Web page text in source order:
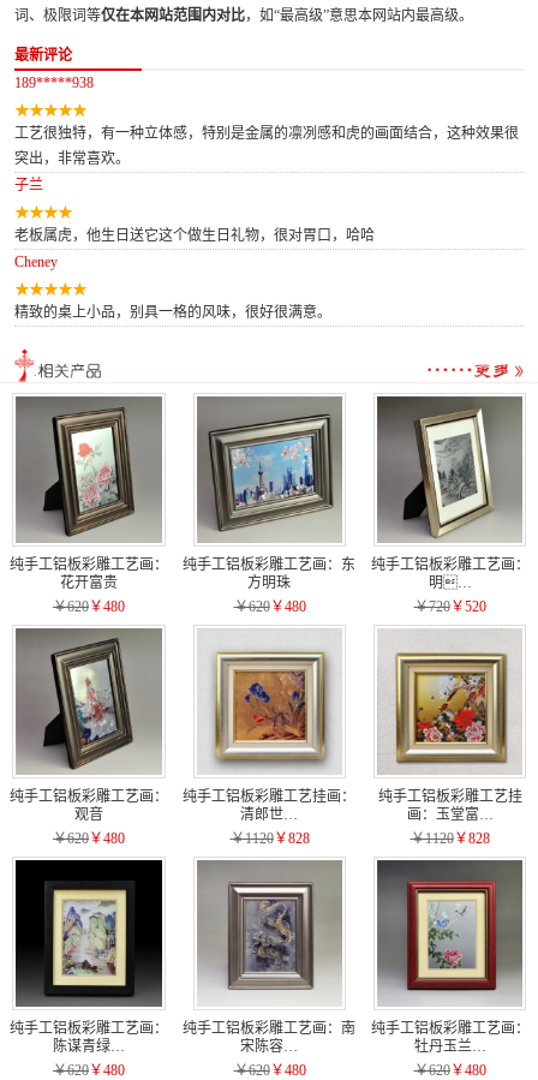
词、极限词等仅在本网站范围内对比，如“最高级”意思本网站内最高级。
最新评论
189*****938
工艺很独特，有一种立体感，特别是金属的凛冽感和虎的画面结合，这种效果很
突出，非常喜欢。
子兰
老板属虎，他生日送它这个做生日礼物，很对胃口，哈哈
Cheney
精致的桌上小品，别具一格的风味，很好很满意。
纯手工铝板彩雕工艺画：
花开富贵
￥620￥480
纯手工铝板彩雕工艺画：东
方明珠
￥620￥480
纯手工铝板彩雕工艺画：
明…
￥720￥520
纯手工铝板彩雕工艺画：
观音
￥620￥480
纯手工铝板彩雕工艺挂画：
清郎世…
￥1120￥828
纯手工铝板彩雕工艺挂
画：玉堂富…
￥1120￥828
纯手工铝板彩雕工艺画：
陈谋青绿…
￥620￥480
纯手工铝板彩雕工艺画：南
宋陈容…
￥620￥480
纯手工铝板彩雕工艺画：
牡丹玉兰…
￥620￥480